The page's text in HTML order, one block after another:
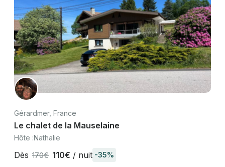
Gérardmer, France
Le chalet de la Mauselaine
Hôte :Nathalie
Dès 170€ 110€ / nuit -35%